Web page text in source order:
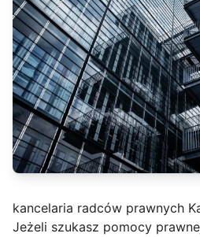
kancelaria radców prawnych
Jeżeli szukasz pomocy